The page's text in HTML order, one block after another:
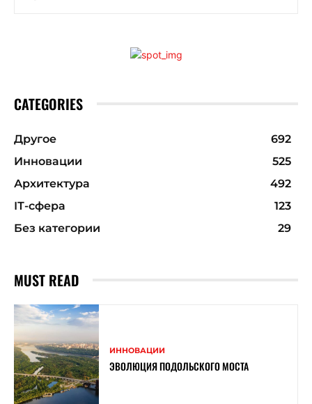
CATEGORIES
Другое
692
Инновации
525
Архитектура
492
ІТ-сфера
123
Без категории
29
MUST READ
ИННОВАЦИИ
ЭВОЛЮЦИЯ ПОДОЛЬСКОГО МОСТА